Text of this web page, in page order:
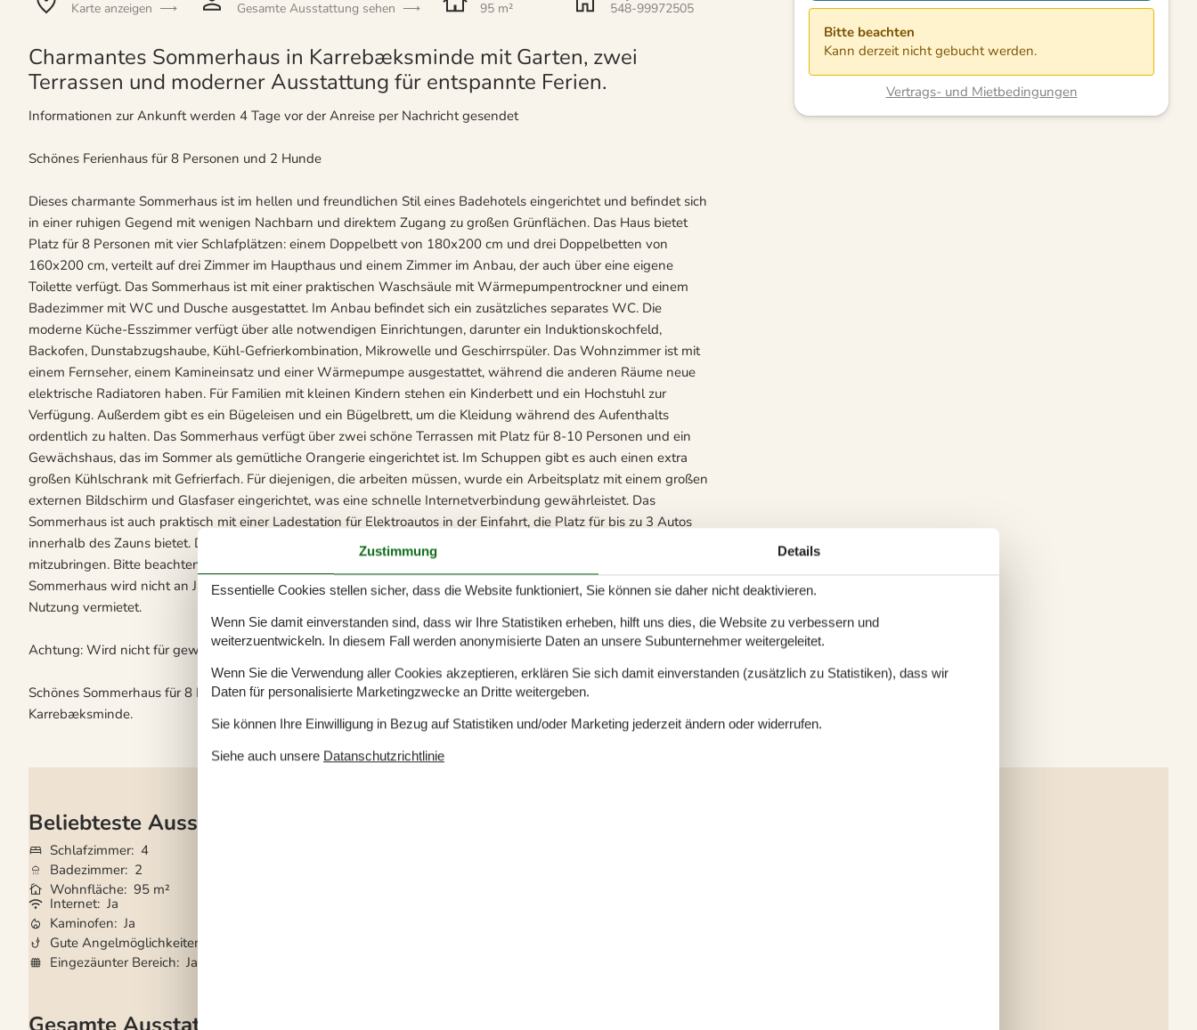
Karte anzeigen
Gesamte Ausstattung sehen
95 m²
548-99972505
Charmantes Sommerhaus in Karrebæksminde mit Garten, zwei
Terrassen und moderner Ausstattung für entspannte Ferien.
Informationen zur Ankunft werden 4 Tage vor der Anreise per Nachricht gesendet
Schönes Ferienhaus für 8 Personen und 2 Hunde
Dieses charmante Sommerhaus ist im hellen und freundlichen Stil eines Badehotels eingerichtet und befindet sich
in einer ruhigen Gegend mit wenigen Nachbarn und direktem Zugang zu großen Grünflächen. Das Haus bietet
Platz für 8 Personen mit vier Schlafplätzen: einem Doppelbett von 180x200 cm und drei Doppelbetten von
160x200 cm, verteilt auf drei Zimmer im Haupthaus und einem Zimmer im Anbau, der auch über eine eigene
Toilette verfügt. Das Sommerhaus ist mit einer praktischen Waschsäule mit Wärmepumpentrockner und einem
Badezimmer mit WC und Dusche ausgestattet. Im Anbau befindet sich ein zusätzliches separates WC. Die
moderne Küche-Esszimmer verfügt über alle notwendigen Einrichtungen, darunter ein Induktionskochfeld,
Backofen, Dunstabzugshaube, Kühl-Gefrierkombination, Mikrowelle und Geschirrspüler. Das Wohnzimmer ist mit
einem Fernseher, einem Kamineinsatz und einer Wärmepumpe ausgestattet, während die anderen Räume neue
elektrische Radiatoren haben. Für Familien mit kleinen Kindern stehen ein Kinderbett und ein Hochstuhl zur
Verfügung. Außerdem gibt es ein Bügeleisen und ein Bügelbrett, um die Kleidung während des Aufenthalts
ordentlich zu halten. Das Sommerhaus verfügt über zwei schöne Terrassen mit Platz für 8-10 Personen und ein
Gewächshaus, das im Sommer als gemütliche Orangerie eingerichtet ist. Im Schuppen gibt es auch einen extra
großen Kühlschrank mit Gefrierfach. Für diejenigen, die arbeiten müssen, wurde ein Arbeitsplatz mit einem großen
externen Bildschirm und Glasfaser eingerichtet, was eine schnelle Internetverbindung gewährleistet. Das
Sommerhaus ist auch praktisch mit einer Ladestation für Elektroautos in der Einfahrt, die Platz für bis zu 3 Autos
innerhalb des Zauns bietet. Das gesamte Grundstück ist eingezäunt und es ist erlaubt, bis zu zwei Hunde
mitzubringen. Bitte beachten Sie: Das Rauchen im Haus ist nicht gestattet und die Reinigung ist obligatorisch. Das
Sommerhaus wird nicht an Jugendgruppen unter 25 Jahren vermietet. Achtung: Wird nicht für gewerbliche
Nutzung vermietet.
Achtung: Wird nicht für gewerbliche Nutzung vermietet.
Schönes Sommerhaus für 8 Personen und 2 Hunde in einer malerischen und ruhigen Gegend von
Karrebæksminde.
Beliebteste Ausstattungen
Schlafzimmer 4
Badezimmer 2
Wohnfläche 95 m²
Internet Ja
Kaminofen Ja
Gute Angelmöglichkeiten
Eingezäunter Bereich Ja
Bitte beachten
Kann derzeit nicht gebucht werden.
Vertrags- und Mietbedingungen
Zustimmung Details
Essentielle Cookies stellen sicher, dass die Website funktioniert, Sie können sie daher nicht deaktivieren.
Wenn Sie damit einverstanden sind, dass wir Ihre Statistiken erheben, hilft uns dies, die Website zu verbessern und
weiterzuentwickeln. In diesem Fall werden anonymisierte Daten an unsere Subunternehmer weitergeleitet.
Wenn Sie die Verwendung aller Cookies akzeptieren, erklären Sie sich damit einverstanden (zusätzlich zu Statistiken), dass wir
Daten für personalisierte Marketingzwecke an Dritte weitergeben.
Sie können Ihre Einwilligung in Bezug auf Statistiken und/oder Marketing jederzeit ändern oder widerrufen.
Siehe auch unsere Datanschutzrichtlinie